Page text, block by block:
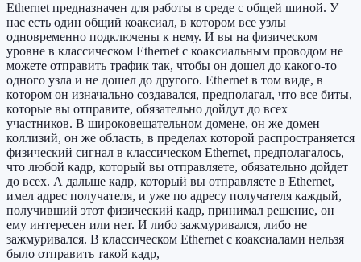
Ethernet предназначен для работы в среде с общей шиной. У
нас есть один общий коаксиал, в котором все узлы
одновременно подключены к нему. И вы на физическом
уровне в классическом Ethernet с коаксиальным проводом не
можете отправить трафик так, чтобы он дошел до какого-то
одного узла и не дошел до другого. Ethernet в том виде, в
котором он изначально создавался, предполагал, что все биты,
которые вы отправите, обязательно дойдут до всех
участников. В широковещательном домене, он же домен
коллизий, он же область, в пределах которой распространяется
физический сигнал в классическом Ethernet, предполагалось,
что любой кадр, который вы отправляете, обязательно дойдет
до всех. А дальше кадр, который вы отправляете в Ethernet,
имел адрес получателя, и уже по адресу получателя каждый,
получивший этот физический кадр, принимал решение, он
ему интересен или нет. И либо зажмуривался, либо не
зажмуривался. В классическом Ethernet с коаксиалами нельзя
было отправить такой кадр,